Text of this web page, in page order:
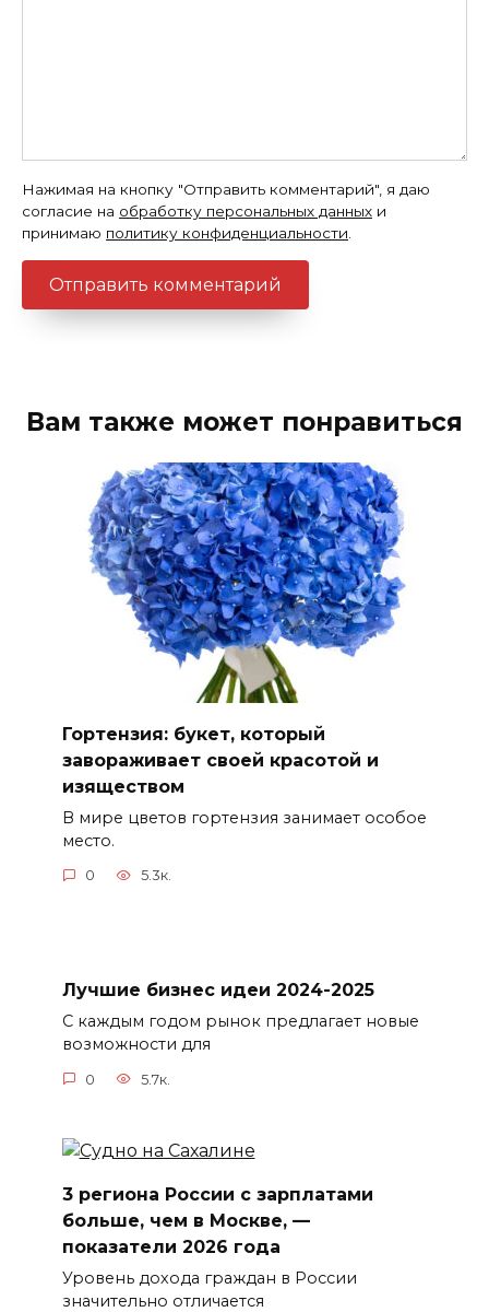
Нажимая на кнопку "Отправить комментарий", я даю
согласие на обработку персональных данных и
принимаю политику конфиденциальности
Вам также может понравиться
Гортензия: букет, который
завораживает своей красотой и
изяществом
В мире цветов гортензия занимает особое
место.
0 5.3к.
Лучшие бизнес идеи 2024-2025
С каждым годом рынок предлагает новые
возможности для
0 5.7к.
3 региона России с зарплатами
больше, чем в Москве, —
показатели 2026 года
Уровень дохода граждан в России
значительно отличается